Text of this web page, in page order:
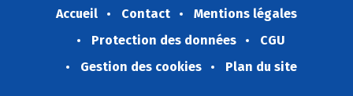
Accueil Contact
Mentions légales
Protection des données
CGU
Gestion des cookies
Plan du site